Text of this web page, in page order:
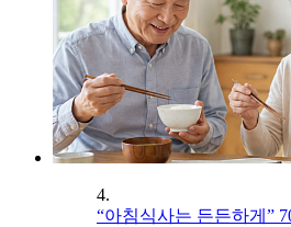
4.
“아침식사는 든든하게”